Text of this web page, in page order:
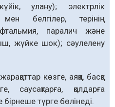
улану); электрлік
белгілер, терінің
паралич және
жүйке шок); сәулелену
көзге, аяққа, басқа
саусақтарға, қолдарға
бірнеше түрге бөлінеді.